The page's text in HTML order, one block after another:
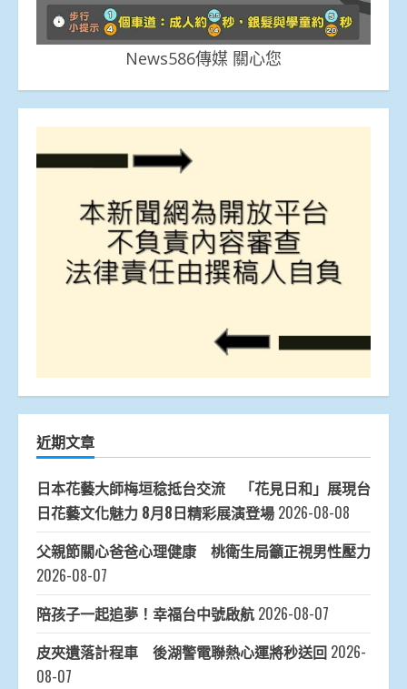
News586傳媒 關心您
近期文章
日本花藝大師梅垣稔抵台交流 「花見日和」展現台
日花藝文化魅力 8月8日精彩展演登場 2026-08-08
父親節關心爸爸心理健康 桃衛生局籲正視男性壓力
2026-08-07
陪孩子一起追夢！幸福台中號啟航 2026-08-07
皮夾遺落計程車 後湖警電聯熱心運將秒送回 2026-
08-07